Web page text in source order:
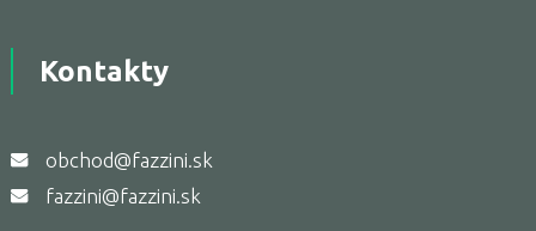
Kontakty
obchod@fazzini.sk
fazzini@fazzini.sk